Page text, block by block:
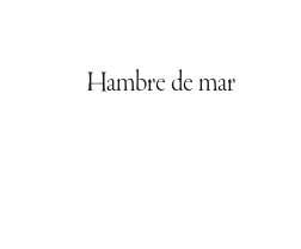
Hambre de mar